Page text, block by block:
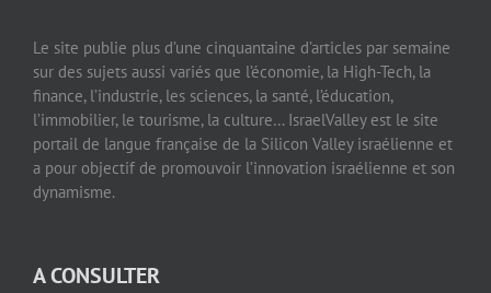
Le site publie plus d’une cinquantaine d’articles par semaine
sur des sujets aussi variés que l’économie, la High-Tech, la
finance, l’industrie, les sciences, la santé, l’éducation,
l’immobilier, le tourisme, la culture… IsraelValley est le site
portail de langue française de la Silicon Valley israélienne et
a pour objectif de promouvoir l’innovation israélienne et son
dynamisme.
A CONSULTER